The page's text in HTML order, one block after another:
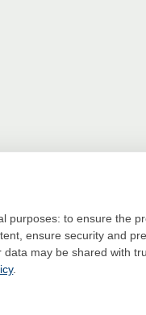
purposes: to ensure the
ensure security and
may be shared with
.